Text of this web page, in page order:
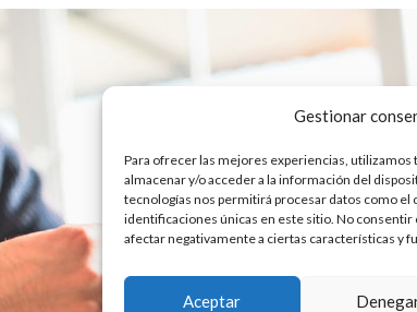
Gestionar
Para ofrecer las mejores experiencias, utilizamos
almacenar y/o acceder a la información del
tecnologías nos permitirá procesar datos como el
identificaciones únicas en este sitio. No
afectar negativamente a ciertas características y
Aceptar